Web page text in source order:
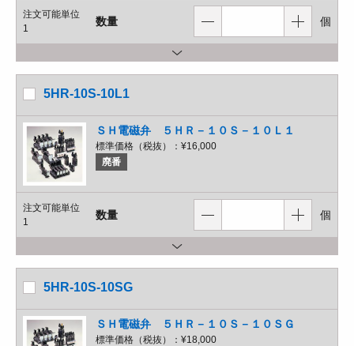
注文可能単位
1
数量 個
5HR-10S-10L1
ＳＨ電磁弁 ５ＨＲ－１０Ｓ－１０Ｌ１
標準価格（税抜）： ¥16,000
廃番
注文可能単位
1
数量 個
5HR-10S-10SG
ＳＨ電磁弁 ５ＨＲ－１０Ｓ－１０ＳＧ
標準価格（税抜）： ¥18,000